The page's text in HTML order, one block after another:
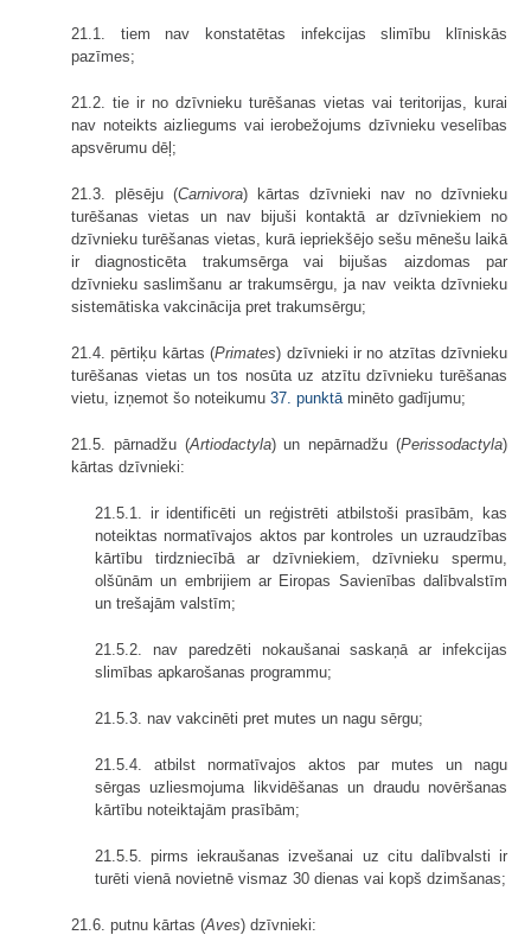
21.1. tiem nav konstatētas infekcijas slimību klīniskās
pazīmes;
21.2. tie ir no dzīvnieku turēšanas vietas vai teritorijas, kurai
nav noteikts aizliegums vai ierobežojums dzīvnieku veselības
apsvērumu dēļ;
21.3. plēsēju (Carnivora) kārtas dzīvnieki nav no dzīvnieku
turēšanas vietas un nav bijuši kontaktā ar dzīvniekiem no
dzīvnieku turēšanas vietas, kurā iepriekšējo sešu mēnešu laikā
ir diagnosticēta trakumsērga vai bijušas aizdomas par
dzīvnieku saslimšanu ar trakumsērgu, ja nav veikta dzīvnieku
sistemātiska vakcinācija pret trakumsērgu;
21.4. pērtiķu kārtas (Primates) dzīvnieki ir no atzītas dzīvnieku
turēšanas vietas un tos nosūta uz atzītu dzīvnieku turēšanas
vietu, izņemot šo noteikumu 37. punktā minēto gadījumu;
21.5. pārnadžu (Artiodactyla) un nepārnadžu (Perissodactyla)
kārtas dzīvnieki:
21.5.1. ir identificēti un reģistrēti atbilstoši prasībām, kas
noteiktas normatīvajos aktos par kontroles un uzraudzības
kārtību tirdzniecībā ar dzīvniekiem, dzīvnieku spermu,
olšūnām un embrijiem ar Eiropas Savienības dalībvalstīm
un trešajām valstīm;
21.5.2. nav paredzēti nokaušanai saskaņā ar infekcijas
slimības apkarošanas programmu;
21.5.3. nav vakcinēti pret mutes un nagu sērgu;
21.5.4. atbilst normatīvajos aktos par mutes un nagu
sērgas uzliesmojuma likvidēšanas un draudu novēršanas
kārtību noteiktajām prasībām;
21.5.5. pirms iekraušanas izvešanai uz citu dalībvalsti ir
turēti vienā novietnē vismaz 30 dienas vai kopš dzimšanas;
21.6. putnu kārtas (Aves) dzīvnieki: